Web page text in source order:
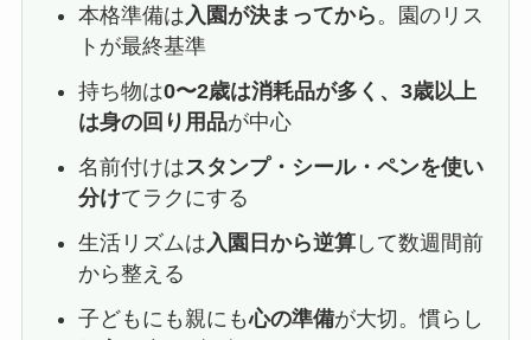
本格準備は入園が決まってから。園のリス
トが最終基準
持ち物は0〜2歳は消耗品が多く、3歳以上
は身の回り用品が中心
名前付けはスタンプ・シール・ペンを使い
分けてラクにする
生活リズムは入園日から逆算して数週間前
から整える
子どもにも親にも心の準備が大切。慣らし